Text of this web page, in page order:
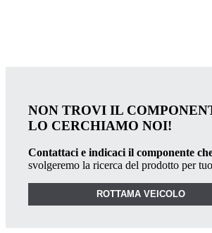
NON TROVI IL
LO CERCHIAMO NOI!
Contattaci e indicaci il componente
svolgeremo la ricerca del prodotto per
ROTTAMA VEICOLO